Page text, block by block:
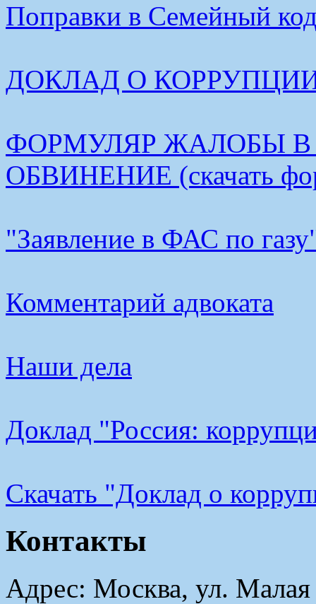
Поправки в Семейный
ДОКЛАД О КОРРУПЦИИ
ФОРМУЛЯР ЖАЛОБЫ
ОБВИНЕНИЕ (скачать
"Заявление в ФАС по
Комментарий адвоката
Наши дела
Доклад "Россия:
Cкачать "Доклад о
Контакты
Адрес: Москва, ул.